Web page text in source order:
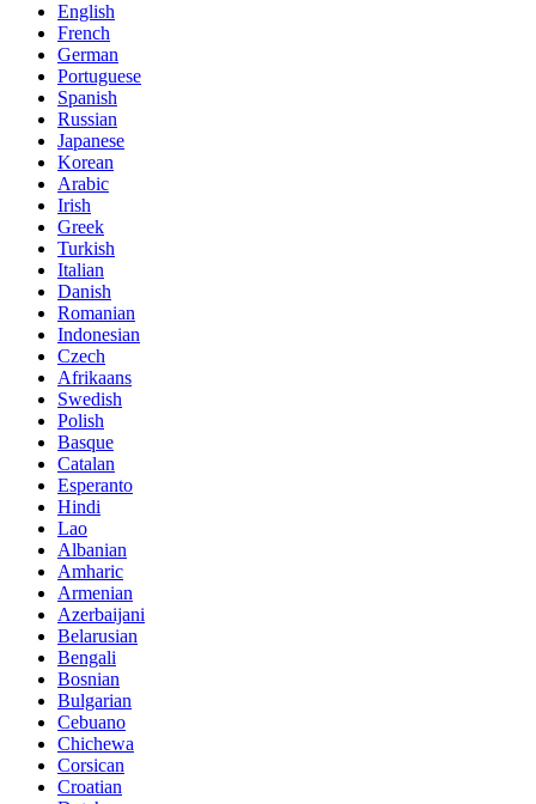
English
French
German
Portuguese
Spanish
Russian
Japanese
Korean
Arabic
Irish
Greek
Turkish
Italian
Danish
Romanian
Indonesian
Czech
Afrikaans
Swedish
Polish
Basque
Catalan
Esperanto
Hindi
Lao
Albanian
Amharic
Armenian
Azerbaijani
Belarusian
Bengali
Bosnian
Bulgarian
Cebuano
Chichewa
Corsican
Croatian